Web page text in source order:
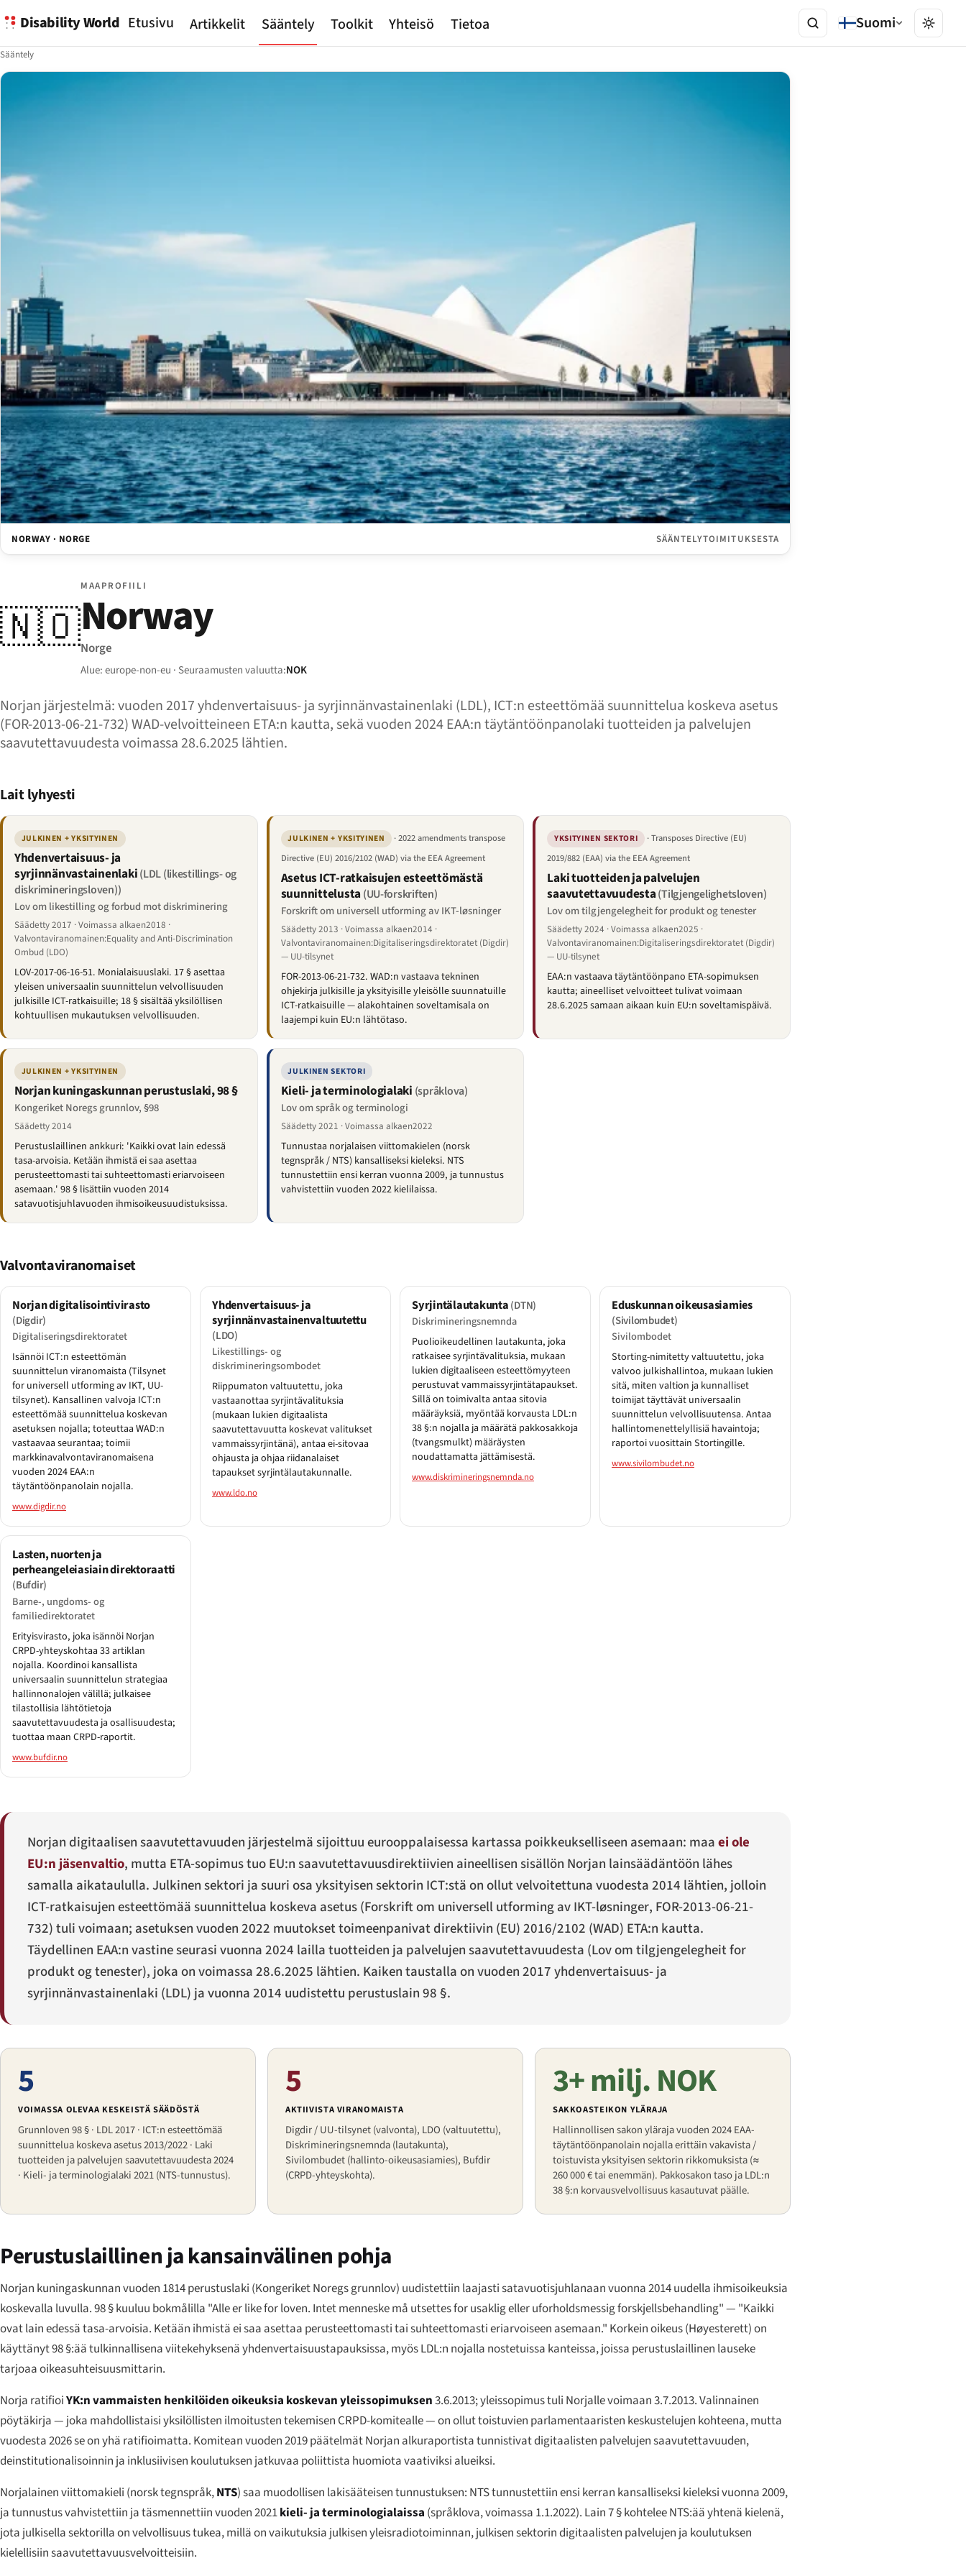
Disability World Etusivu Artikkelit Sääntely Toolkit Yhteisö Tietoa Suomi
Sääntely
NORWAY · NORGE SÄÄNTELYTOIMITUKSESTA
🇳🇴
MAAPROFIILI
Norway
Norge
Alue: europe-non-eu · Seuraamusten valuutta:NOK
Norjan järjestelmä: vuoden 2017 yhdenvertaisuus- ja syrjinnänvastainenlaki (LDL), ICT:n esteettömää suunnittelua koskeva asetus
(FOR-2013-06-21-732) WAD-velvoitteineen ETA:n kautta, sekä vuoden 2024 EAA:n täytäntöönpanolaki tuotteiden ja palvelujen
saavutettavuudesta voimassa 28.6.2025 lähtien.
Lait lyhyesti
JULKINEN + YKSITYINEN
Yhdenvertaisuus- ja
syrjinnänvastainenlaki(LDL (likestillings- og
diskrimineringsloven))
Lov om likestilling og forbud mot diskriminering
Säädetty 2017 · Voimassa alkaen2018 ·
Valvontaviranomainen:Equality and Anti-Discrimination
Ombud (LDO)
LOV-2017-06-16-51. Monialaisuuslaki. 17 § asettaa
yleisen universaalin suunnittelun velvollisuuden
julkisille ICT-ratkaisuille; 18 § sisältää yksilöllisen
kohtuullisen mukautuksen velvollisuuden.
JULKINEN + YKSITYINEN
· 2022 amendments transpose
Directive (EU) 2016/2102 (WAD) via the EEA Agreement
Asetus ICT-ratkaisujen esteettömästä
suunnittelusta (UU-forskriften)
Forskrift om universell utforming av IKT-løsninger
Säädetty 2013 · Voimassa alkaen2014 ·
Valvontaviranomainen:Digitaliseringsdirektoratet (Digdir)
— UU-tilsynet
FOR-2013-06-21-732. WAD:n vastaava tekninen
ohjekirja julkisille ja yksityisille yleisölle suunnatuille
ICT-ratkaisuille — alakohtainen soveltamisala on
laajempi kuin EU:n lähtötaso.
YKSITYINEN SEKTORI
· Transposes Directive (EU)
2019/882 (EAA) via the EEA Agreement
Laki tuotteiden ja palvelujen
saavutettavuudesta(Tilgjengelighetsloven)
Lov om tilgjengelegheit for produkt og tenester
Säädetty 2024 · Voimassa alkaen2025 ·
Valvontaviranomainen:Digitaliseringsdirektoratet (Digdir)
— UU-tilsynet
EAA:n vastaava täytäntöönpano ETA-sopimuksen
kautta; aineelliset velvoitteet tulivat voimaan
28.6.2025 samaan aikaan kuin EU:n soveltamispäivä.
JULKINEN + YKSITYINEN
Norjan kuningaskunnan perustuslaki, 98 §
Kongeriket Noregs grunnlov, §98
Säädetty 2014
Perustuslaillinen ankkuri: 'Kaikki ovat lain edessä
tasa-arvoisia. Ketään ihmistä ei saa asettaa
perusteettomasti tai suhteettomasti eriarvoiseen
asemaan.' 98 § lisättiin vuoden 2014
satavuotisjuhlavuoden ihmisoikeusuudistuksissa.
JULKINEN SEKTORI
Kieli- ja terminologialaki (språklova)
Lov om språk og terminologi
Säädetty 2021 · Voimassa alkaen2022
Tunnustaa norjalaisen viittomakielen (norsk
tegnspråk / NTS) kansalliseksi kieleksi. NTS
tunnustettiin ensi kerran vuonna 2009, ja tunnustus
vahvistettiin vuoden 2022 kielilaissa.
Valvontaviranomaiset
Norjan digitalisointivirasto
(Digdir)
Digitaliseringsdirektoratet
Isännöi ICT:n esteettömän
suunnittelun viranomaista (Tilsynet
for universell utforming av IKT, UU-
tilsynet). Kansallinen valvoja ICT:n
esteettömää suunnittelua koskevan
asetuksen nojalla; toteuttaa WAD:n
vastaavaa seurantaa; toimii
markkinavalvontaviranomaisena
vuoden 2024 EAA:n
täytäntöönpanolain nojalla.
www.digdir.no
Yhdenvertaisuus- ja
syrjinnänvastainenvaltuutettu
(LDO)
Likestillings- og
diskrimineringsombodet
Riippumaton valtuutettu, joka
vastaanottaa syrjintävalituksia
(mukaan lukien digitaalista
saavutettavuutta koskevat valitukset
vammaissyrjintänä), antaa ei-sitovaa
ohjausta ja ohjaa riidanalaiset
tapaukset syrjintälautakunnalle.
www.ldo.no
Syrjintälautakunta(DTN)
Diskrimineringsnemnda
Puolioikeudellinen lautakunta, joka
ratkaisee syrjintävalituksia, mukaan
lukien digitaaliseen esteettömyyteen
perustuvat vammaissyrjintätapaukset.
Sillä on toimivalta antaa sitovia
määräyksiä, myöntää korvausta LDL:n
38 §:n nojalla ja määrätä pakkosakkoja
(tvangsmulkt) määräysten
noudattamatta jättämisestä.
www.diskrimineringsnemnda.no
Eduskunnan oikeusasiamies
(Sivilombudet)
Sivilombodet
Storting-nimitetty valtuutettu, joka
valvoo julkishallintoa, mukaan lukien
sitä, miten valtion ja kunnalliset
toimijat täyttävät universaalin
suunnittelun velvollisuutensa. Antaa
hallintomenettelyllisiä havaintoja;
raportoi vuosittain Stortingille.
www.sivilombudet.no
Lasten, nuorten ja
perheangeleiasiain direktoraatti
(Bufdir)
Barne-, ungdoms- og
familiedirektoratet
Erityisvirasto, joka isännöi Norjan
CRPD-yhteyskohtaa 33 artiklan
nojalla. Koordinoi kansallista
universaalin suunnittelun strategiaa
hallinnonalojen välillä; julkaisee
tilastollisia lähtötietoja
saavutettavuudesta ja osallisuudesta;
tuottaa maan CRPD-raportit.
www.bufdir.no
Norjan digitaalisen saavutettavuuden järjestelmä sijoittuu eurooppalaisessa kartassa poikkeukselliseen asemaan: maaei ole
EU:n jäsenvaltio, mutta ETA-sopimus tuo EU:n saavutettavuusdirektiivien aineellisen sisällön Norjan lainsäädäntöön lähes
samalla aikataululla. Julkinen sektori ja suuri osa yksityisen sektorin ICT:stä on ollut velvoitettuna vuodesta 2014 lähtien, jolloin
ICT-ratkaisujen esteettömää suunnittelua koskeva asetus (Forskrift om universell utforming av IKT-løsninger, FOR-2013-06-21-
732) tuli voimaan; asetuksen vuoden 2022 muutokset toimeenpanivat direktiivin (EU) 2016/2102 (WAD) ETA:n kautta.
Täydellinen EAA:n vastine seurasi vuonna 2024 lailla tuotteiden ja palvelujen saavutettavuudesta (Lov om tilgjengelegheit for
produkt og tenester), joka on voimassa 28.6.2025 lähtien. Kaiken taustalla on vuoden 2017 yhdenvertaisuus- ja
syrjinnänvastainenlaki (LDL) ja vuonna 2014 uudistettu perustuslain 98 §.
5
VOIMASSA OLEVAA KESKEISTÄ SÄÄDÖSTÄ
Grunnloven 98 § · LDL 2017 · ICT:n esteettömää
suunnittelua koskeva asetus 2013/2022 · Laki
tuotteiden ja palvelujen saavutettavuudesta 2024
· Kieli- ja terminologialaki 2021 (NTS-tunnustus).
5
AKTIIVISTA VIRANOMAISTA
Digdir / UU-tilsynet (valvonta), LDO (valtuutettu),
Diskrimineringsnemnda (lautakunta),
Sivilombudet (hallinto-oikeusasiamies), Bufdir
(CRPD-yhteyskohta).
3+ milj. NOK
SAKKOASTEIKON YLÄRAJA
Hallinnollisen sakon yläraja vuoden 2024 EAA-
täytäntöönpanolain nojalla erittäin vakavista /
toistuvista yksityisen sektorin rikkomuksista (≈
260 000 € tai enemmän). Pakkosakon taso ja LDL:n
38 §:n korvausvelvollisuus kasautuvat päälle.
Perustuslaillinen ja kansainvälinen pohja
Norjan kuningaskunnan vuoden 1814 perustuslaki (Kongeriket Noregs grunnlov) uudistettiin laajasti satavuotisjuhlanaan vuonna 2014 uudella ihmisoikeuksia
koskevalla luvulla. 98 § kuuluu bokmålilla "Alle er like for loven. Intet menneske må utsettes for usaklig eller uforholdsmessig forskjellsbehandling"— "Kaikki
ovat lain edessä tasa-arvoisia. Ketään ihmistä ei saa asettaa perusteettomasti tai suhteettomasti eriarvoiseen asemaan." Korkein oikeus (Høyesterett) on
käyttänyt 98 §:ää tulkinnallisena viitekehyksenä yhdenvertaisuustapauksissa, myös LDL:n nojalla nostetuissa kanteissa, joissa perustuslaillinen lauseke
tarjoaa oikeasuhteisuusmittarin.
Norja ratifioiYK:n vammaisten henkilöiden oikeuksia koskevan yleissopimuksen3.6.2013; yleissopimus tuli Norjalle voimaan 3.7.2013. Valinnainen
pöytäkirja — joka mahdollistaisi yksilöllisten ilmoitusten tekemisen CRPD-komitealle — on ollut toistuvien parlamentaaristen keskustelujen kohteena, mutta
vuodesta 2026 se on yhä ratifioimatta. Komitean vuoden 2019 päätelmät Norjan alkuraportista tunnistivat digitaalisten palvelujen saavutettavuuden,
deinstitutionalisoinnin ja inklusiivisen koulutuksen jatkuvaa poliittista huomiota vaativiksi alueiksi.
Norjalainen viittomakieli (norsk tegnspråk,NTS) saa muodollisen lakisääteisen tunnustuksen: NTS tunnustettiin ensi kerran kansalliseksi kieleksi vuonna 2009,
ja tunnustus vahvistettiin ja täsmennettiin vuoden 2021kieli- ja terminologialaissa (språklova, voimassa 1.1.2022). Lain 7 § kohtelee NTS:ää yhtenä kielenä,
jota julkisella sektorilla on velvollisuus tukea, millä on vaikutuksia julkisen yleisradiotoiminnan, julkisen sektorin digitaalisten palvelujen ja koulutuksen
kielellisiin saavutettavuusvelvoitteisiin.